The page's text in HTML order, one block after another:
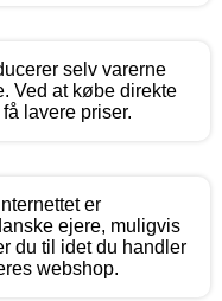
selv varerne
Ved at købe direkte
lavere priser.
er
ejere, muligvis
du til idet du handler
webshop.